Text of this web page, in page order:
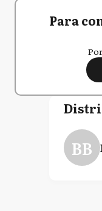
Para
BB